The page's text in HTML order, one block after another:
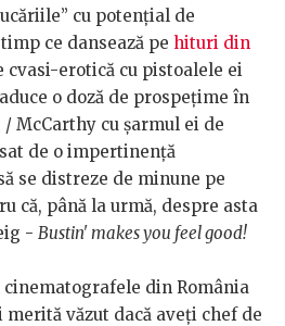
cu potenţial de
ce dansează pe hituri din
cvasi-erotică cu pistoalele ei
o doză de prospeţime în
McCarthy cu şarmul ei de
de o impertinenţă
se distreze de minune pe
că, până la urmă, despre asta
- Bustin' makes you feel good!
cinematografele din România
văzut dacă aveţi chef de